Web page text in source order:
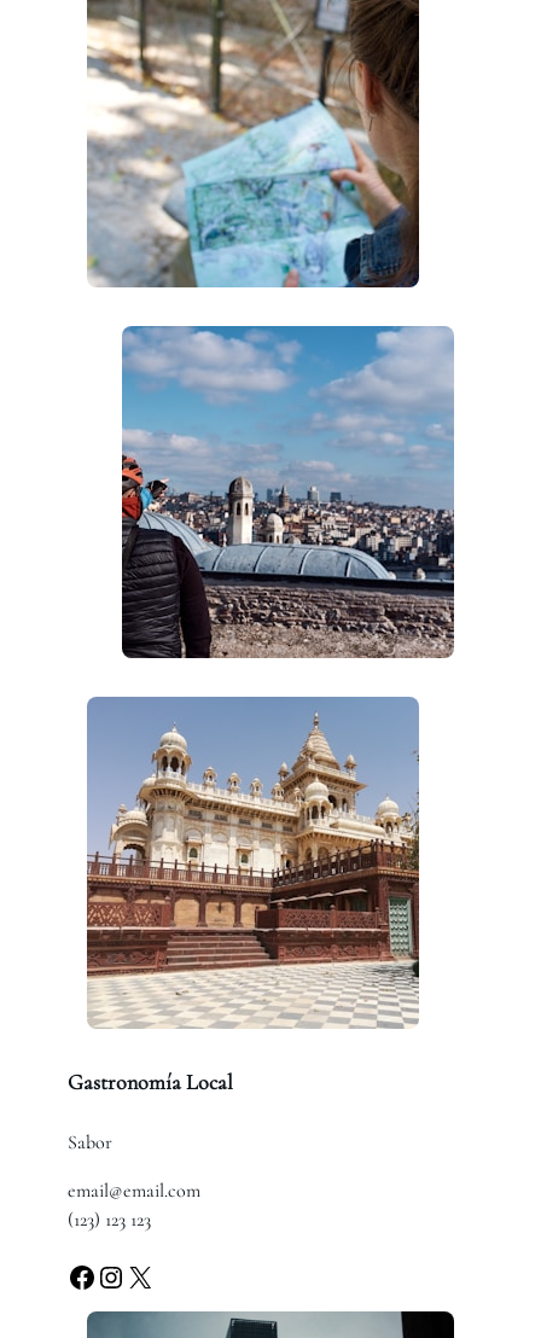
Gastronomía Local
Sabor
email@email.com
(123) 123 123
Facebook Instagram X